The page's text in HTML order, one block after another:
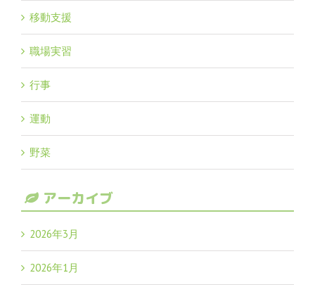
移動支援
職場実習
行事
運動
野菜
アーカイブ
2026年3月
2026年1月